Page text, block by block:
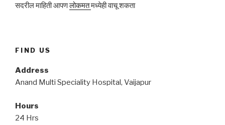
सदरील माहिती आपणलोकमतमध्येही वाचू शकता
FIND US
Address
Anand Multi Speciality Hospital, Vaijapur
Hours
24 Hrs